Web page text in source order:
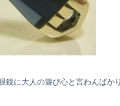
鏡に大人の遊び心と言わんばか